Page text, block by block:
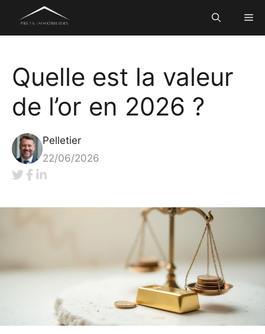
contenu
Quelle est la valeur
de l’or en 2026 ?
Pelletier
22/06/2026